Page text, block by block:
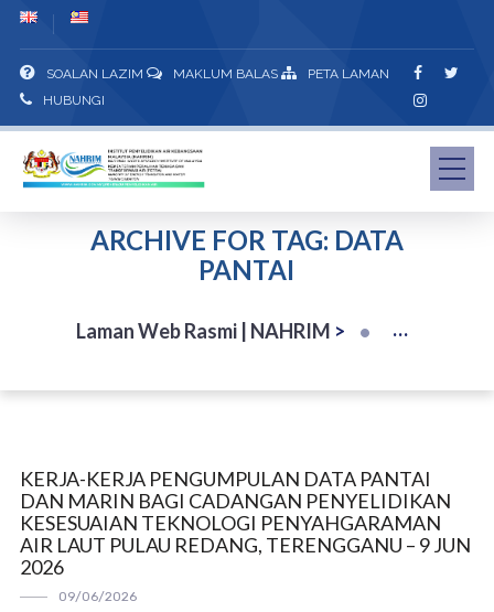
SOALAN LAZIM MAKLUM BALAS
PETA LAMAN
HUBUNGI
ARCHIVE FOR TAG: DATA
PANTAI
Laman Web Rasmi | NAHRIM >
KERJA-KERJA PENGUMPULAN DATA PANTAI
DAN MARIN BAGI CADANGAN PENYELIDIKAN
KESESUAIAN TEKNOLOGI PENYAHGARAMAN
AIR LAUT PULAU REDANG, TERENGGANU – 9 JUN
2026
09/06/2026